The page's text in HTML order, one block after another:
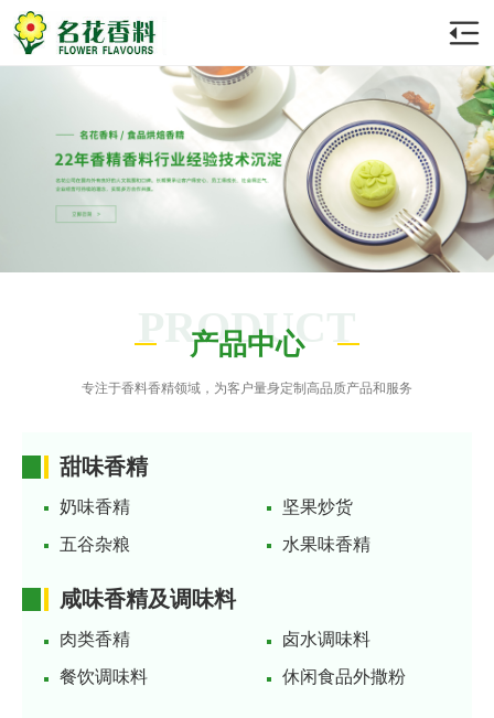
PRODUCT
产品中心
专注于香料香精领域，为客户量身定制高品质产品和服务
甜味香精
奶味香精
坚果炒货
五谷杂粮
水果味香精
咸味香精及调味料
肉类香精
卤水调味料
餐饮调味料
休闲食品外撒粉